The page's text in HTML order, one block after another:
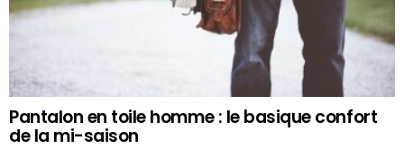
Pantalon en toile homme : le basique confort
de la mi-saison